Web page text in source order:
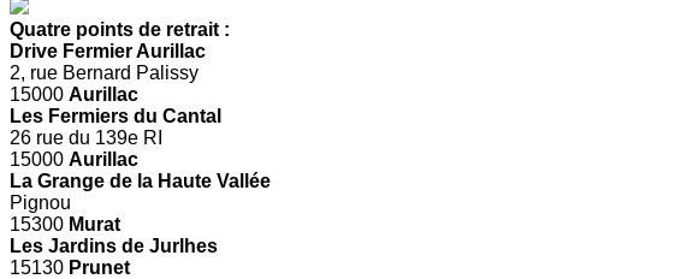
Quatre points de retrait :
Drive Fermier Aurillac
2, rue Bernard Palissy
15000 Aurillac
Les Fermiers du Cantal
26 rue du 139e RI
15000 Aurillac
La Grange de la Haute Vallée
Pignou
15300 Murat
Les Jardins de Jurlhes
15130 Prunet